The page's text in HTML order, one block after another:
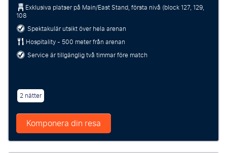
Exklusiva platser på Main/East Stand, första nivå (block 127, 129,
108
Spektakulär utsikt över hela arenan
Hospitality - 500 meter från arenan
Service är tillgänglig två timmar före match
2 nätter
Komponera din resa